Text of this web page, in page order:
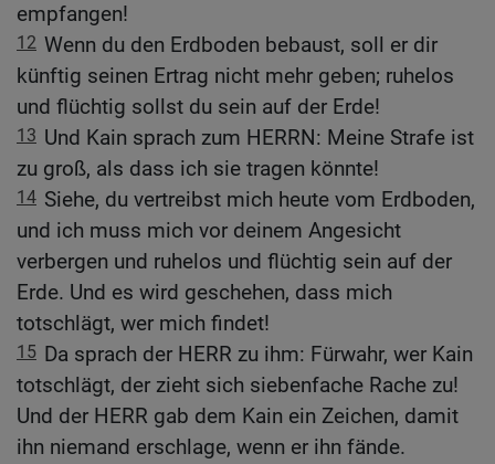
empfangen!
12 Wenn du den Erdboden bebaust, soll er dir
künftig seinen Ertrag nicht mehr geben; ruhelos
und flüchtig sollst du sein auf der Erde!
13 Und Kain sprach zum HERRN: Meine Strafe ist
zu groß, als dass ich sie tragen könnte!
14 Siehe, du vertreibst mich heute vom Erdboden,
und ich muss mich vor deinem Angesicht
verbergen und ruhelos und flüchtig sein auf der
Erde. Und es wird geschehen, dass mich
totschlägt, wer mich findet!
15 Da sprach der HERR zu ihm: Fürwahr, wer Kain
totschlägt, der zieht sich siebenfache Rache zu!
Und der HERR gab dem Kain ein Zeichen, damit
ihn niemand erschlage, wenn er ihn fände.